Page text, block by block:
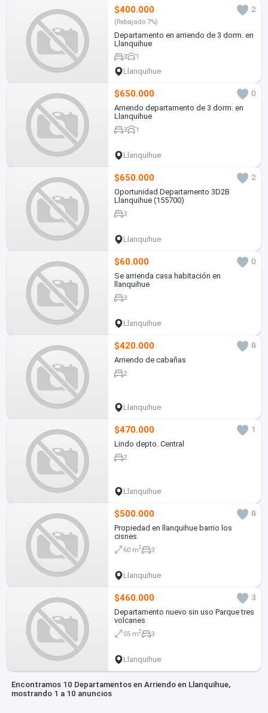
$400.000 2
(Rebajado 7%)
Departamento en arriendo de 3 dorm. en
Llanquihue
3 1
Llanquihue
$650.000
0
Arriendo departamento de 3 dorm. en
Llanquihue
3 1
Llanquihue
$650.000
2
Oportunidad Departamento 3D2B
Llanquihue (155700)
3
Llanquihue
$60.000
0
Se arrienda casa habitación en
llanquihue
3
Llanquihue
$420.000
8
Arriendo de cabañas
2
Llanquihue
$470.000
1
Lindo depto. Central
2
Llanquihue
$500.000
8
Propiedad en llanquihue barrio los
cisnes
60 m2 3
Llanquihue
$460.000
3
Departamento nuevo sin uso Parque tres
volcanes
55 m2 3
Llanquihue
Encontramos 10 Departamentos en Arriendo en Llanquihue,
mostrando 1 a 10 anuncios